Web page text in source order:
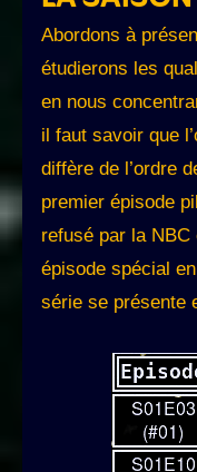
Abordons à
étudierons les
en nous
il faut savoir que
diffère de l’ordre
premier épisode
refusé par la
épisode spécial
série se présente